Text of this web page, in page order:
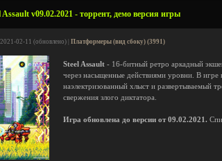
v09.02.2021 - торрент, демо версия игры
| 2021-02-11 (обновлено) | Платформеры (вид сбоку) (3991)
Steel Assault - 16-битный ретро аркадный
через насыщенные действиями уровни. В игре
наэлектризованный хлыст и развертываемый
свержения злого диктатора.
Игра обновлена до версии от 09.02.2021.